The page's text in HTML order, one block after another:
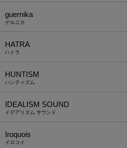
guernika
ゲルニカ
HATRA
ハトラ
HUNTISM
ハンティズム
IDEALISM SOUND
イデアリズム サウンド
Iroquois
イロコイ